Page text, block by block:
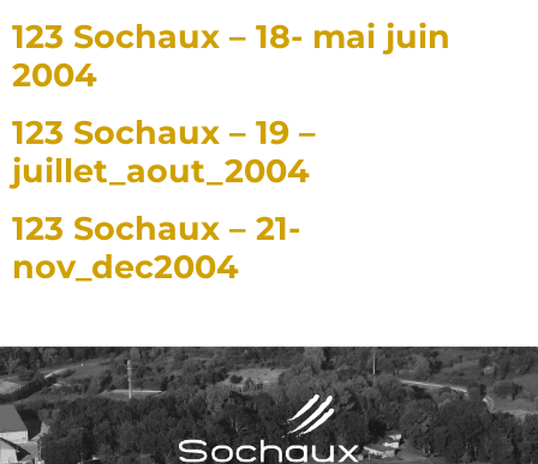
123 Sochaux – 18- mai juin
2004
123 Sochaux – 19 –
juillet_aout_2004
123 Sochaux – 21-
nov_dec2004